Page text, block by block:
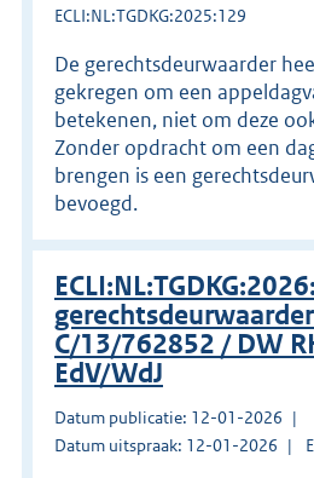
ECLI:NL:TGDKG:2025:129
De gerechtsdeurwaarder
gekregen om een
betekenen, niet om deze
Zonder opdracht om een
brengen is een
bevoegd.
C/13/762852 / DW
EdV/WdJ
Datum publicatie: 12-01-2026
Datum uitspraak: 12-01-2026